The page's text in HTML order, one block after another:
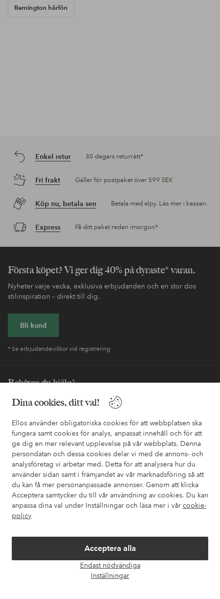
Dina cookies, ditt val!
Ellos använder obligatoriska cookies för att webbplatsen ska
fungera samt cookies för analys, anpassat innehåll och för att
ge dig en mer relevant upplevelse på vår webbplats. Denna
persondatan och dessa cookies delar vi med de annons- och
analysföretag vi arbetar med. Detta för att analysera hur du
använder sidan samt i främjandet av vår marknadsföring så att
du kan få mer personanpassade annonser. Genom att klicka
Acceptera samtycker du till vår användning av cookies. Du kan
anpassa dina val under Inställningar och läsa mer i vår cookie-
policy
Acceptera alla
Endast nödvändiga
Inställningar
Remington hårfön
Enkel retur 30 dagars returrätt*
Fri frakt Gäller för postpaket över 599 SEK
Köp nu, betala sen Betala med elpy. Läs mer i kassan.
Express Få ditt paket redan imorgon*
Första köpet? Vi ger dig 40% på dyraste* varan.
Nyheter varje vecka, exklusiva erbjudanden och en stor dos
stilinspiration – direkt till dig.
Bli kund
* Se erbjudandevillkor vid registrering
Behöver du hjälp?
I vår FAQ hittar du svaren på de vanligaste frågorna. Här finns
också information om hur du enklast kontaktar oss.
Kundservice Beställning Betalsätt
Mina sidor
Om Ellos
Villkor